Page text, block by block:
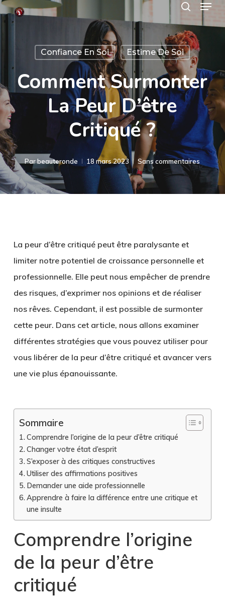
Skip
search
Confiance En Soi Estime De Soi
Comment Surmonter
La Peur D’être
Critiqué ?
Par beauteronde 18 mars 2023 Sans commentaires
La peur d’être critiqué peut être paralysante et
limiter notre potentiel de croissance personnelle et
professionnelle. Elle peut nous empêcher de prendre
des risques, d’exprimer nos opinions et de réaliser
nos rêves. Cependant, il est possible de surmonter
cette peur. Dans cet article, nous allons examiner
différentes stratégies que vous pouvez utiliser pour
vous libérer de la peur d’être critiqué et avancer vers
une vie plus épanouissante.
Sommaire
Comprendre l’origine de la peur d’être critiqué
Changer votre état d’esprit
S’exposer à des critiques constructives
Utiliser des affirmations positives
Demander une aide professionnelle
Apprendre à faire la différence entre une critique et
une insulte
Comprendre l’origine
de la peur d’être
critiqué
Menu